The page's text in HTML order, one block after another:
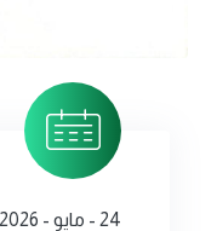
24 - مايو - 2026